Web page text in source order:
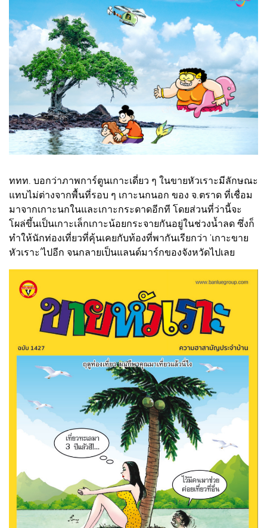
ททท. บอกว่าภาพการ์ตูนเกาะเดี่ยว ๆ ในขายหัวเราะมีลักษณะ
แทบไม่ต่างจากพื้นที่รอบ ๆ เกาะนกนอก ของ จ.ตราด ที่เชื่อม
มาจากเกาะนกในและเกาะกระดาดอีกที โดยส่วนที่ว่านี้จะ
โผล่ขึ้นเป็นเกาะเล็กเกาะน้อยกระจายกันอยู่ในช่วงน้ำลด ซึ่งก็
ทำให้นักท่องเที่ยวที่คุ้นเคยกับท้องที่พากันเรียกว่า 'เกาะขาย
หัวเราะ'ไปอีก จนกลายเป็นแลนด์มาร์กของจังหวัดไปเลย